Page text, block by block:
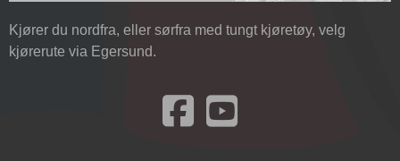
Kjører du nordfra, eller sørfra med tungt kjøretøy, velg
kjørerute via Egersund.
Besøk oss på Facebook